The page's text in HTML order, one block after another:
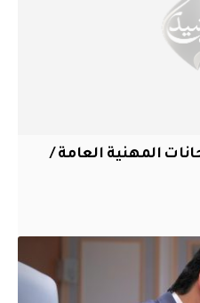
المهنية العامة /